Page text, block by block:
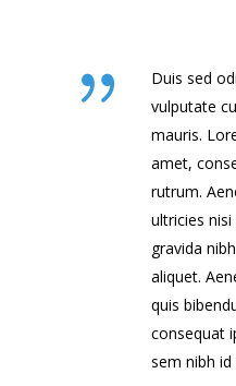
Duis sed
vulputate
mauris.
amet,
rutrum.
ultricies
gravida
aliquet.
quis
consequat
sem nibh id